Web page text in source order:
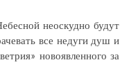
неоскудно будут
все недуги душ и
новоявленного за